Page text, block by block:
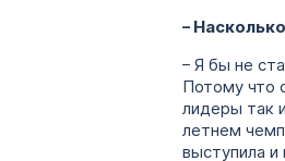
–
– Я бы не
Потому что
лидеры так
летнем
выступила